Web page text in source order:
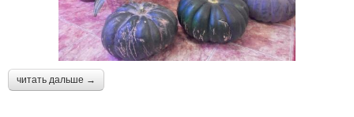
читать дальше →